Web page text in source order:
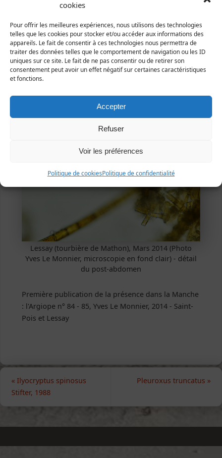
cookies
Pour offrir les meilleures expériences, nous utilisons des technologies
telles que les cookies pour stocker et/ou accéder aux informations des
appareils. Le fait de consentir à ces technologies nous permettra de
traiter des données telles que le comportement de navigation ou les ID
uniques sur ce site. Le fait de ne pas consentir ou de retirer son
consentement peut avoir un effet négatif sur certaines caractéristiques
et fonctions.
Accepter
Refuser
Voir les préférences
Politique de cookiesPolitique de confidentialité
Lessay (Tourbière de Mathon), Mars 2014 (Photo
Yves Le Monnier, microscopie en fond clair) - angle
Lessay (tourbière de Mathon), Mars 2014 (Photo
Yves Le Monnier, microscopie en fond clair) - détail
du post-abdomen
Première publication de la présence dans la Manche
: l'Argiope n° 84 - 85, Yves Le Monnier, 2014 - Saint-
Pois et Lessay
«Ilyocryptus spinosus
Stifter, 1988
Pleuroxus truncatus »